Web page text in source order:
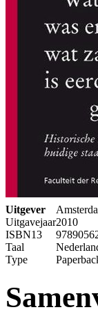
Uitgever
Uitgavejaar2010
ISBN13
Taal
Type